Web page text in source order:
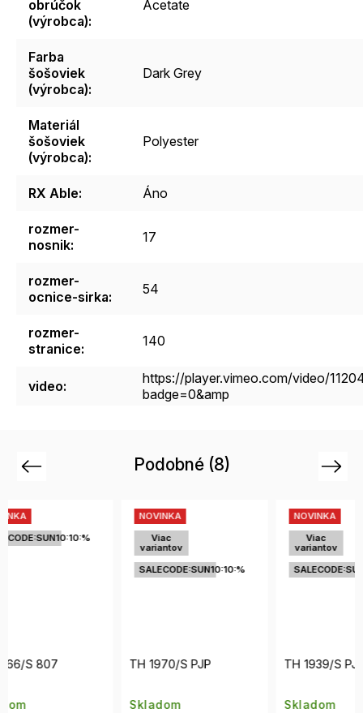
obrúčok
(výrobca):
Acetate
Farba
šošoviek
(výrobca):
Dark Grey
Materiál
šošoviek
(výrobca):
Polyester
RX Able: Áno
rozmer-
nosnik: 17
rozmer-
ocnice-sirka: 54
rozmer-
stranice: 140
video:
https://player.vimeo.com/video/
badge=0&amp
Podobné (8)
Previous
Viac
variantov
TH 1970/S PJP
Skladom
SALECODE:SUN10:10:%
TH 1939/S PJP
Skladom
TH
Next